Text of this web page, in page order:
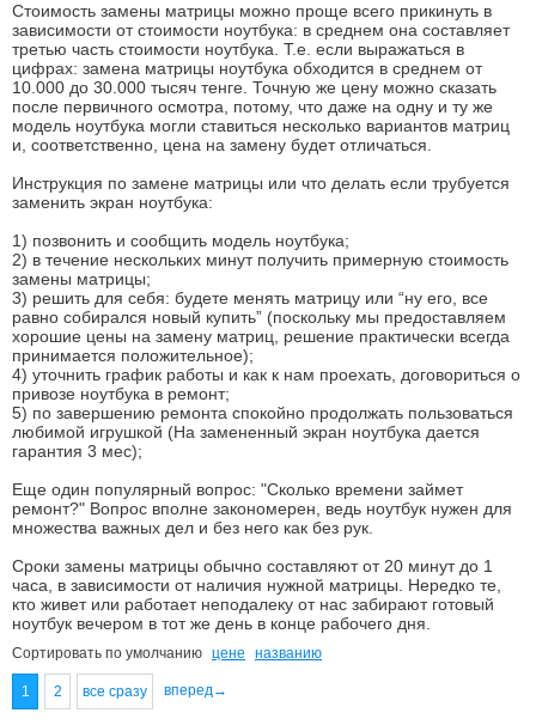
Стоимость замены матрицы можно проще всего прикинуть в
зависимости от стоимости ноутбука: в среднем она составляет
третью часть стоимости ноутбука. Т.е. если выражаться в
цифрах: замена матрицы ноутбука обходится в среднем от
10.000 до 30.000 тысяч тенге. Точную же цену можно сказать
после первичного осмотра, потому, что даже на одну и ту же
модель ноутбука могли ставиться несколько вариантов матриц
и, соответственно, цена на замену будет отличаться.
Инструкция по замене матрицы или что делать если трубуется
заменить экран ноутбука:
1) позвонить и сообщить модель ноутбука;
2) в течение нескольких минут получить примерную стоимость
замены матрицы;
3) решить для себя: будете менять матрицу или “ну его, все
равно собирался новый купить” (поскольку мы предоставляем
хорошие цены на замену матриц, решение практически всегда
принимается положительное);
4) уточнить график работы и как к нам проехать , договориться о
привозе ноутбука в ремонт;
5) по завершению ремонта спокойно продолжать пользоваться
любимой игрушкой (На замененный экран ноутбука дается
гарантия 3 мес);
Еще один популярный вопрос: "Сколько времени займет
ремонт?" Вопрос вполне закономерен, ведь ноутбук нужен для
множества важных дел и без него как без рук.
Сроки замены матрицы обычно составляют от 20 минут до 1
часа, в зависимости от наличия нужной матрицы. Нередко те,
кто живет или работает неподалеку от нас забирают готовый
ноутбук вечером в тот же день в конце рабочего дня.
Сортировать по умолчанию цене названию
1 2 все сразу вперед→